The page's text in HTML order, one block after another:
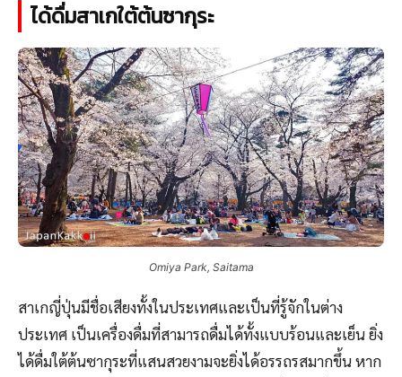
ได้ดื่มสาเกใต้ต้นซากุระ
Omiya Park, Saitama
สาเกญี่ปุ่นมีชื่อเสียงทั้งในประเทศและเป็นที่รู้จักในต่าง
ประเทศ เป็นเครื่องดื่มที่สามารถดื่มได้ทั้งแบบร้อนและเย็น ยิ่ง
ได้ดื่มใต้ต้นซากุระที่แสนสวยงามจะยิ่งได้อรรถรสมากขึ้น หาก